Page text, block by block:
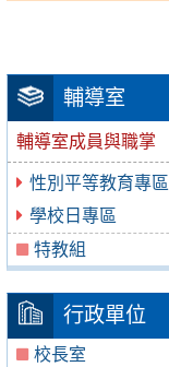
輔導室
輔導室成員與職掌
性別平等教育專區
學校日專區
特教組
行政單位
校長室